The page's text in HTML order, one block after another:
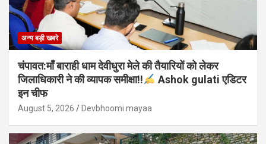
अन्य बड़ी खबरे
चंपावत:माँ बाराही धाम देवीधुरा मेले की तैयारियों को लेकर
जिलाधिकारी ने की व्यापक समीक्षा!!
Ashok gulati एडिटर
इन चीफ
August 5, 2026 Devbhoomi mayaa